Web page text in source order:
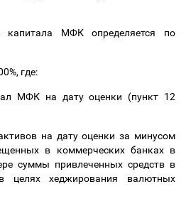
капитала МФК определяется по
где:
МФК на дату оценки (пункт 12
на дату оценки за минусом
в коммерческих банках в
суммы привлеченных средств в
целях хеджирования валютных